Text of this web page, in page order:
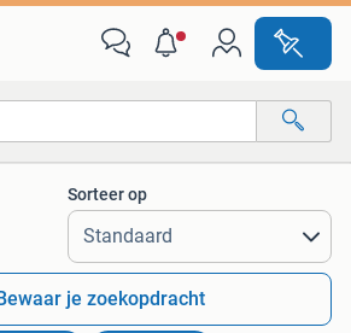
Alle afstanden…
Sorteer op
je zoekopdracht